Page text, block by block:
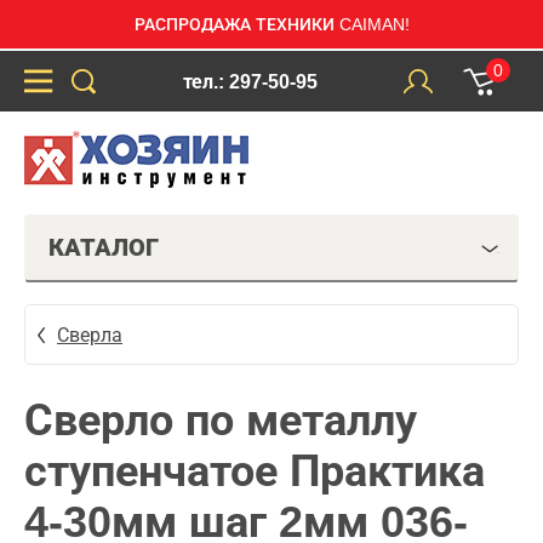
РАСПРОДАЖА ТЕХНИКИ CAIMAN!
тел.: 297-50-95
0
КАТАЛОГ
Сверла
Сверло по металлу
ступенчатое Практика
4-30мм шаг 2мм 036-